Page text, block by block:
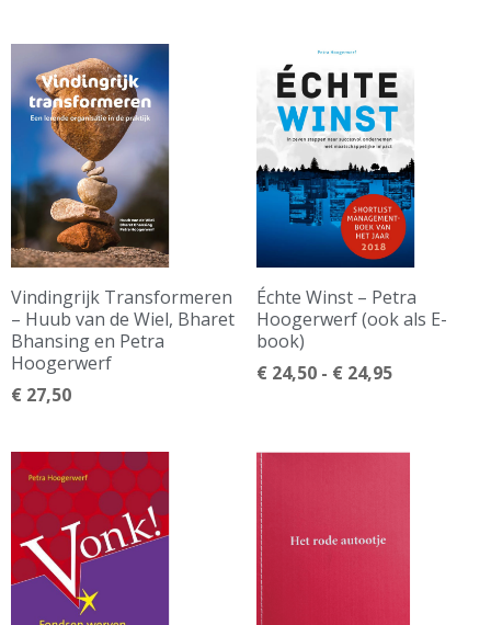
Vindingrijk Transformeren
– Huub van de Wiel, Bharet
Bhansing en Petra
Hoogerwerf
€ 27,50
Échte Winst – Petra
Hoogerwerf (ook als E-
book)
€ 24,50 - € 24,95